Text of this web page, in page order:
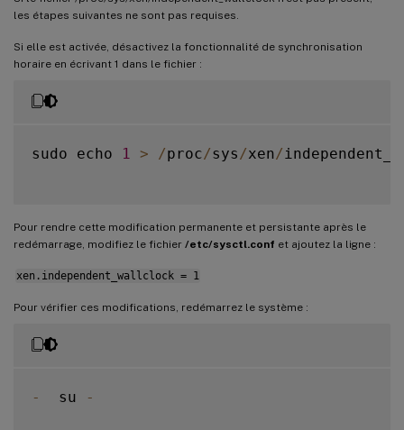
les étapes suivantes ne sont pas requises.
Si elle est activée, désactivez la fonctionnalité de synchronisation
horaire en écrivant 1 dans le fichier :
sudo echo 1 > /proc/sys /xen/
Pour rendre cette modification permanente et persistante après le
redémarrage, modifiez le fichier /etc/sysctl.conf et ajoutez la ligne :
xen.independent_wallclock = 1
Pour vérifier ces modifications, redémarrez le système :
-
  su
-